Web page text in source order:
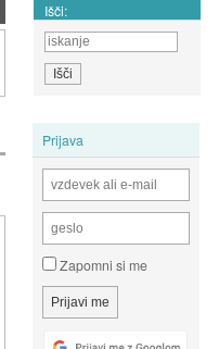
Išči:
Prijava
Zapomni si me